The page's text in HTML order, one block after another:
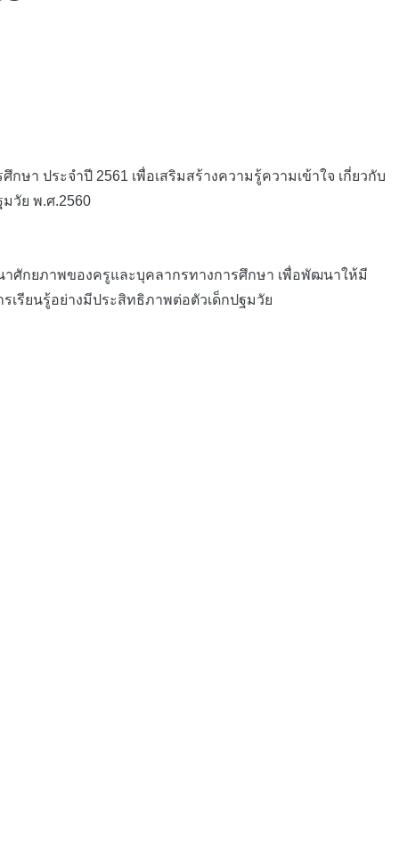
ประจำปี 2561 เพื่อเสริมสร้างความรู้ความเข้าใจ เกี่ยวกับ
วัย พ.ศ.2560
ศักยภาพของครูและบุคลากรทางการศึกษา เพื่อพัฒนาให้มี
รียนรู้อย่างมีประสิทธิภาพต่อตัวเด็กปฐมวัย